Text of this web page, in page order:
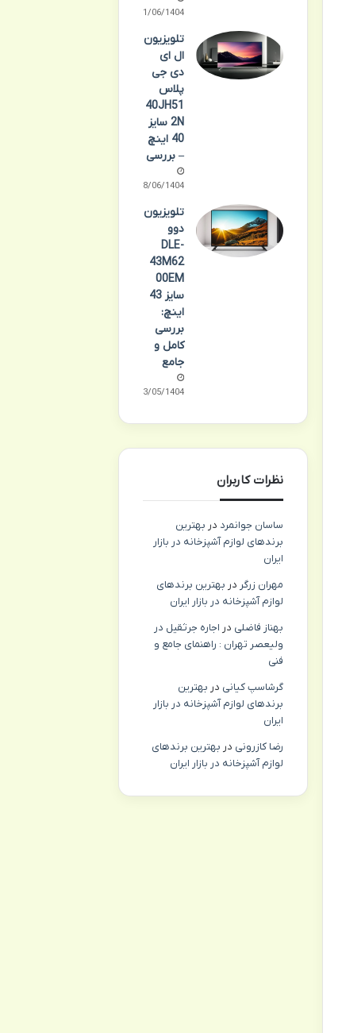
31/06/1404
تلویزیون
ال ای
دی جی
پلاس
40JH51
2N سایز
40 اینچ
– بررسی
28/06/1404
تلویزیون
دوو
DLE-
43M62
00EM
سایز 43
اینچ:
بررسی
کامل و
جامع
13/05/1404
نظرات کاربران
ساسان جوانمرد در بهترین
برندهای لوازم آشپزخانه در بازار
ایران
مهران زرگر در بهترین برندهای
لوازم آشپزخانه در بازار ایران
بهناز فاضلی در اجاره جرثقیل در
ولیعصر تهران : راهنمای جامع و
فنی
گرشاسپ کیانی در بهترین
برندهای لوازم آشپزخانه در بازار
ایران
رضا کازرونی در بهترین برندهای
لوازم آشپزخانه در بازار ایران